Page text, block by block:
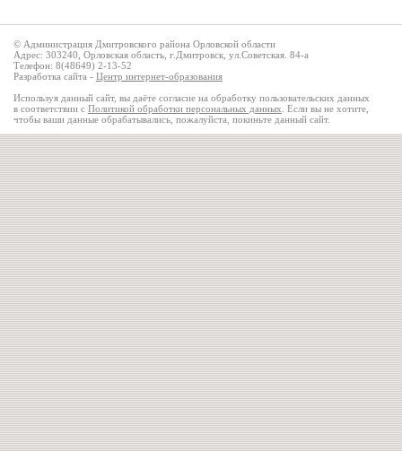
© Администрация Дмитровского района Орловской области
Адрес: 303240, Орловская область, г.Дмитровск, ул.Советская. 84-а
Телефон: 8(48649) 2-13-52
Разработка сайта - Центр интернет-образования
Используя данный сайт, вы даёте согласие на обработку пользовательских данных
в соответствии с Политикой обработки персональных данных . Если вы не хотите,
чтобы ваши данные обрабатывались, пожалуйста, покиньте данный сайт.